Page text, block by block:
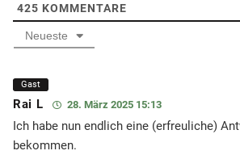
425 KOMMENTARE
Neueste
Gast
Rai L 28. März 2025 15:13
Ich habe nun endlich eine (erfreuliche)
bekommen.